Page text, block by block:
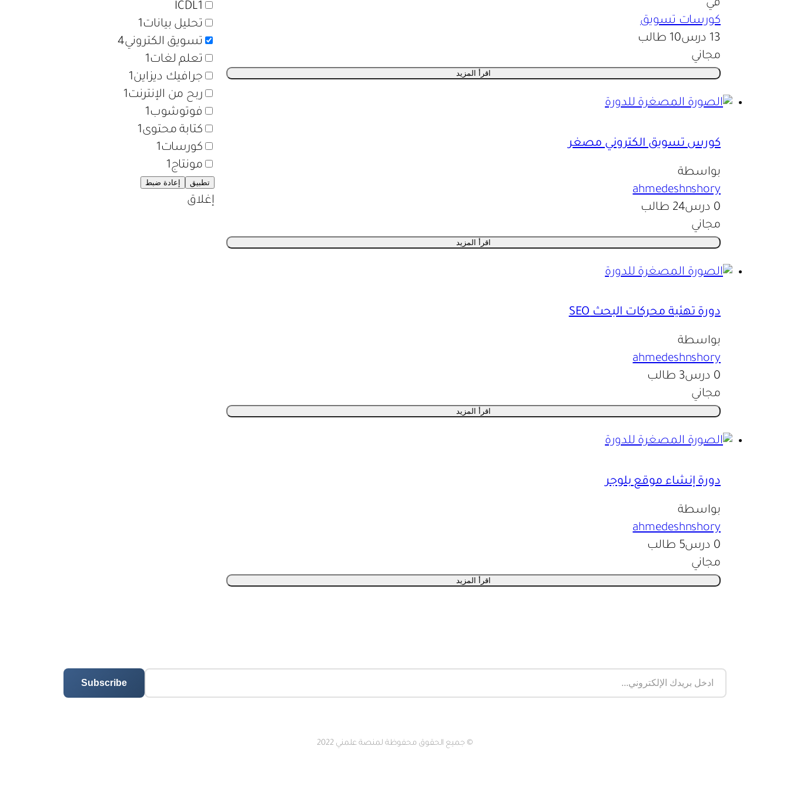
في
كورسات تسويق
13 درس
10 طالب
مجاني
اقرأ المزيد
كورس تسويق الكتروني مصغر
بواسطة
ahmedeshnshory
0 درس
24 طالب
مجاني
اقرأ المزيد
دورة تهئية محركات البحث SEO
بواسطة
ahmedeshnshory
0 درس
3 طالب
مجاني
اقرأ المزيد
دورة إنشاء موقع بلوجر
بواسطة
ahmedeshnshory
0 درس
5 طالب
مجاني
اقرأ المزيد
ICDL 1
تحليل بيانات1
تسويق الكتروني4
تعلم لغات1
جرافيك ديزاين1
ربح من الإنترنت1
فوتوشوب1
كتابة محتوى1
كورسات1
مونتاج1
تطبيق إعادة ضبط
إغلاق
© جميع الحقوق محفوظة لمنصة علمني 2022